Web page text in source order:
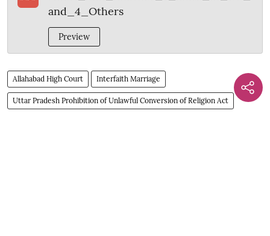
and_4_Others
Preview
Allahabad High Court Interfaith Marriage
Uttar Pradesh Prohibition of Unlawful Conversion of Religion Act